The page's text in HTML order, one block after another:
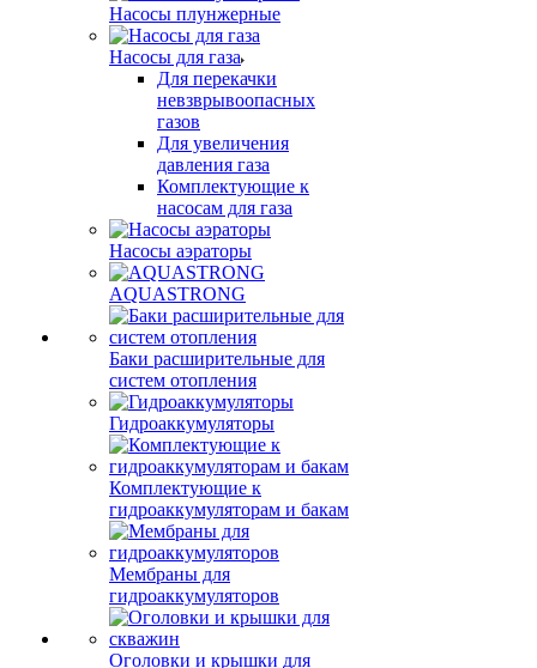
Насосы плунжерные
Насосы для газа
Для перекачки
невзврывоопасных
газов
Для увеличения
давления газа
Комплектующие к
насосам для газа
Насосы аэраторы
AQUASTRONG
Баки расширительные для
систем отопления
Гидроаккумуляторы
Комплектующие к
гидроаккумуляторам и бакам
Мембраны для
гидроаккумуляторов
Оголовки и крышки для